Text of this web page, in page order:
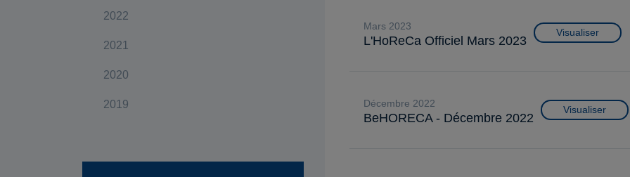
2022
2021
2020
2019
mars 2023
L'HoReCa Officiel Mars 2023
Visualiser
décembre 2022
BeHORECA - Décembre 2022
Visualiser